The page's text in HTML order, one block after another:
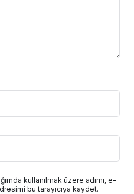
kullanılmak üzere adımı, e-
bu tarayıcıya kaydet.